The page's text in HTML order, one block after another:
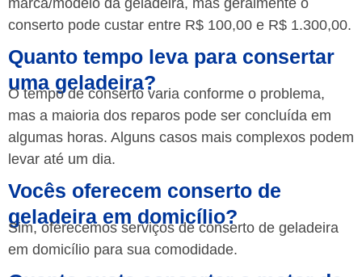
marca/modelo da geladeira, mas geralmente o
conserto pode custar entre R$ 100,00 e R$ 1.300,00.
Quanto tempo leva para consertar
uma geladeira?
O tempo de conserto varia conforme o problema,
mas a maioria dos reparos pode ser concluída em
algumas horas. Alguns casos mais complexos podem
levar até um dia.
Vocês oferecem conserto de
geladeira em domicílio?
Sim, oferecemos serviços de conserto de geladeira
em domicílio para sua comodidade.